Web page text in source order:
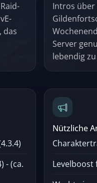
das
Intros über
Server
lebendig
- (ca.
Nützliche
Levelboost